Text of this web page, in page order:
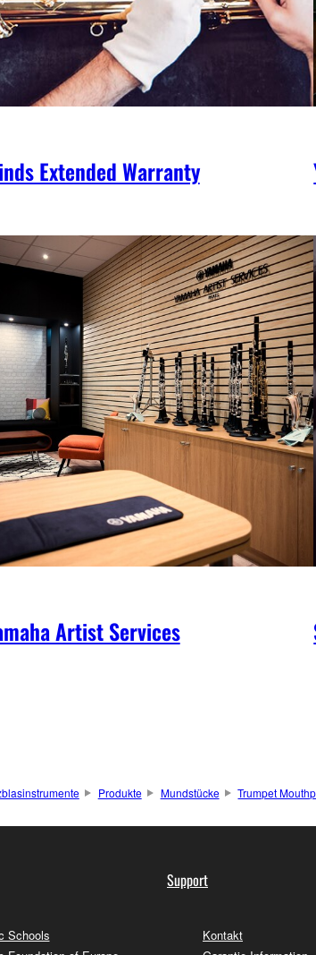
Extended Warranty
Artist Services
Produkte Mundstücke Trumpet
Schools
Support
Kontakt